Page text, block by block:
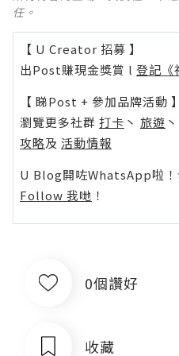
任。
【 U Creator 招募 】
出Post賺現金獎賞 l 登記《
【 睇Post + 參加品牌活動 】
瀏覽更多社群 打卡 丶 旅遊 丶
攻略及 活動情報
U Blog開咗WhatsApp啦！
Follow 我哋 ！
0個讚好
收藏